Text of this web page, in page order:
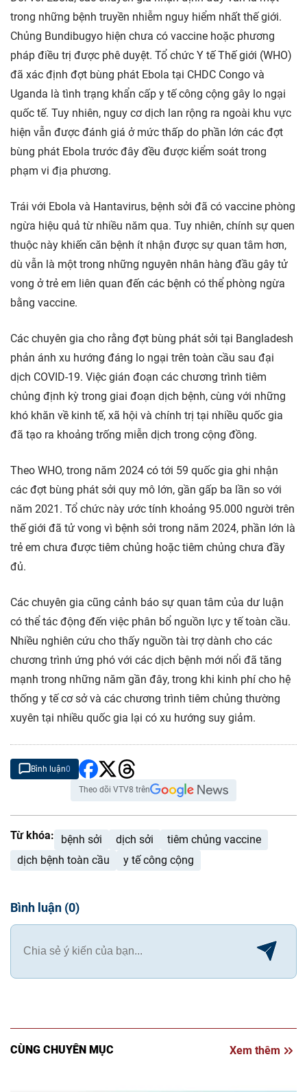
trong những bệnh truyền nhiễm nguy hiểm nhất thế giới.
Chủng Bundibugyo hiện chưa có vaccine hoặc phương
pháp điều trị được phê duyệt. Tổ chức Y tế Thế giới (WHO)
đã xác định đợt bùng phát Ebola tại CHDC Congo và
Uganda là tình trạng khẩn cấp y tế công cộng gây lo ngại
quốc tế. Tuy nhiên, nguy cơ dịch lan rộng ra ngoài khu vực
hiện vẫn được đánh giá ở mức thấp do phần lớn các đợt
bùng phát Ebola trước đây đều được kiểm soát trong
phạm vi địa phương.
Trái với Ebola và Hantavirus, bệnh sởi đã có vaccine phòng
ngừa hiệu quả từ nhiều năm qua. Tuy nhiên, chính sự quen
thuộc này khiến căn bệnh ít nhận được sự quan tâm hơn,
dù vẫn là một trong những nguyên nhân hàng đầu gây tử
vong ở trẻ em liên quan đến các bệnh có thể phòng ngừa
bằng vaccine.
Các chuyên gia cho rằng đợt bùng phát sởi tại Bangladesh
phản ánh xu hướng đáng lo ngại trên toàn cầu sau đại
dịch COVID-19. Việc gián đoạn các chương trình tiêm
chủng định kỳ trong giai đoạn dịch bệnh, cùng với những
khó khăn về kinh tế, xã hội và chính trị tại nhiều quốc gia
đã tạo ra khoảng trống miễn dịch trong cộng đồng.
Theo WHO, trong năm 2024 có tới 59 quốc gia ghi nhận
các đợt bùng phát sởi quy mô lớn, gần gấp ba lần so với
năm 2021. Tổ chức này ước tính khoảng 95.000 người trên
thế giới đã tử vong vì bệnh sởi trong năm 2024, phần lớn là
trẻ em chưa được tiêm chủng hoặc tiêm chủng chưa đầy
đủ.
Các chuyên gia cũng cảnh báo sự quan tâm của dư luận
có thể tác động đến việc phân bổ nguồn lực y tế toàn cầu.
Nhiều nghiên cứu cho thấy nguồn tài trợ dành cho các
chương trình ứng phó với các dịch bệnh mới nổi đã tăng
mạnh trong những năm gần đây, trong khi kinh phí cho hệ
thống y tế cơ sở và các chương trình tiêm chủng thường
xuyên tại nhiều quốc gia lại có xu hướng suy giảm.
Bình luận0
Theo dõi VTV8 trên
Từ khóa: bệnh sởi dịch sởi
tiêm chủng vaccine
dịch bệnh toàn cầu
y tế công cộng
Bình luận (0)
CÙNG CHUYÊN MỤC Xem thêm